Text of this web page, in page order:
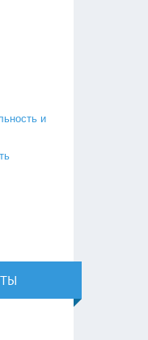
и